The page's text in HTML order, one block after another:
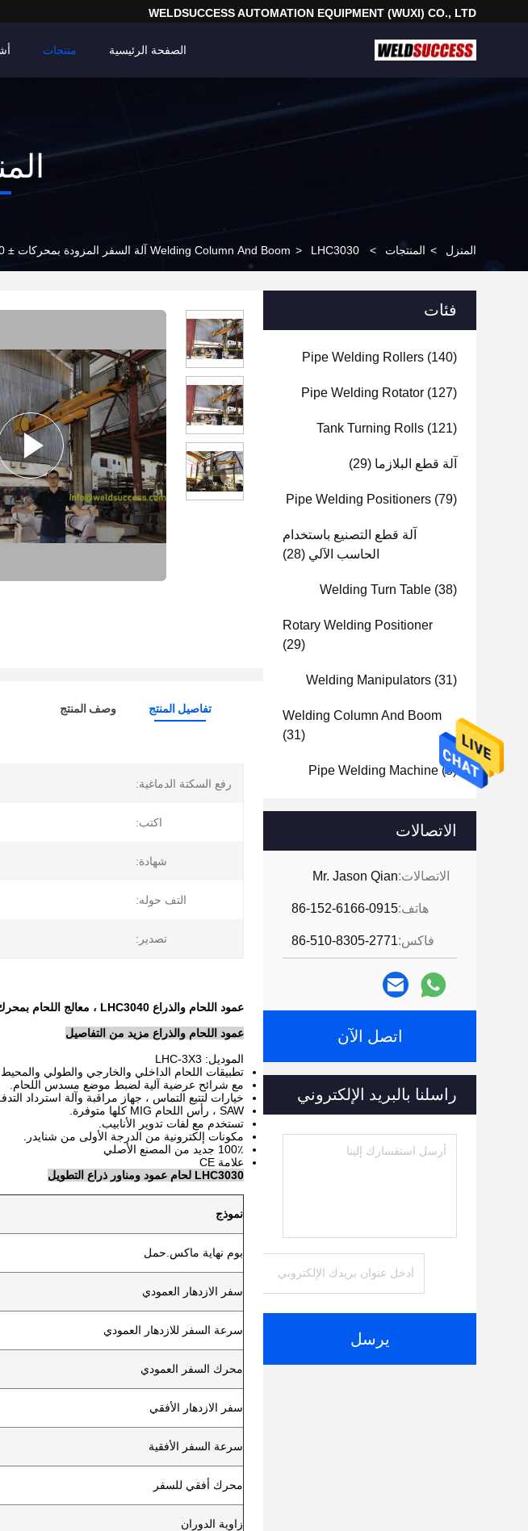
WELDSUCCESS AUTOMATION EQUIPMENT (WUXI) CO., LTD
الصفحة الرئيسية منتجات
المنزل > المنتجات >
Welding Column And Boom > LHC3030 آلة السفر المزودة بمحركات ± 180 درجة لاستعادة الجريان
فئات
Pipe Welding Rollers (140)
Pipe Welding Rotator (127)
Tank Turning Rolls (121)
آلة قطع البلازما (29)
Pipe Welding Positioners (79)
آلة قطع التصنيع باستخدام
الحاسب الآلي (28)
Welding Turn Table (38)
Rotary Welding Positioner
(29)
Welding Manipulators (31)
Welding Column And Boom
(31)
Pipe Welding Machine(8)
الاتصالات
الاتصالات:Mr. Jason Qian
هاتف:86-152-6166-0915
فاكس:86-510-8305-2771
اتصل الآن
راسلنا بالبريد الإلكتروني
يرسل
تفاصيل المنتج وصف المنتج
رفع السكتة الدماغية:
اكتب:
شهادة:
التف حوله:
تصدير:
عمود اللحام والذراع LHC3040 ، معالج اللحام بمحرك السفر ± 180 درجة ، آلة استرداد التدفق
عمود اللحام والذراع مزيد من التفاصيل
الموديل: LHC-3X3
تطبيقات اللحام الداخلي والخارجي والطولي والمحيط.
مع شرائح عرضية آلية لضبط موضع مسدس اللحام.
خيارات لتتبع التماس ، جهاز مراقبة وآلة استرداد
SAW ، رأس اللحام MIG كلها متوفرة.
تستخدم مع لفات تدوير الأنابيب.
مكونات إلكترونية من الدرجة الأولى من شنايدر.
100٪ جديد من المصنع الأصلي
علامة CE
LHC3030 لحام عمود ومناور ذراع التطويل
نموذج
بوم نهاية ماكس.حمل
سفر الازدهار العمودي
سرعة السفر للازدهار العمودي
محرك السفر العمودي
سفر الازدهار الأفقي
سرعة السفر الأفقية
محرك أفقي للسفر
زاوية الدوران